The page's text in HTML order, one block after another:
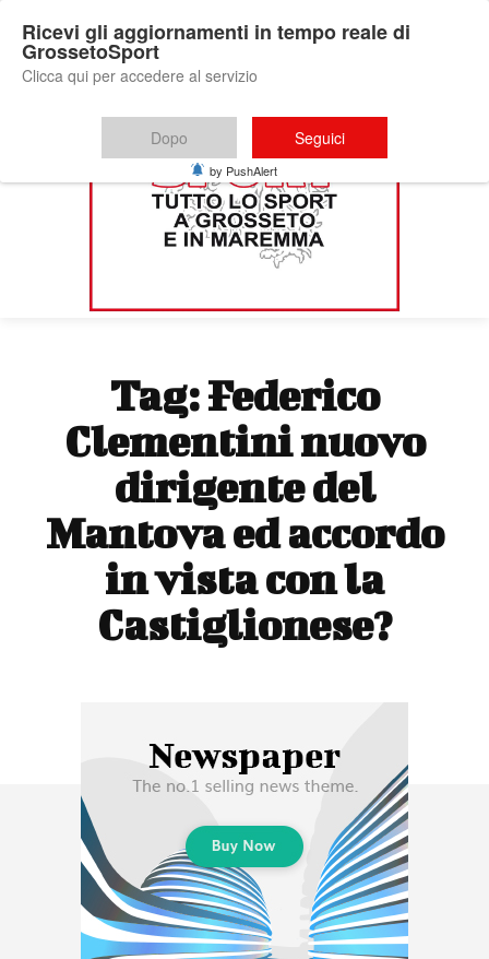
Tag:Federico
Clementini nuovo
dirigente del
Mantova ed accordo
in vista con la
Castiglionese?
Ricevi gli aggiornamenti in tempo reale di
GrossetoSport
Clicca qui per accedere al servizio
Dopo Seguici
by PushAlert